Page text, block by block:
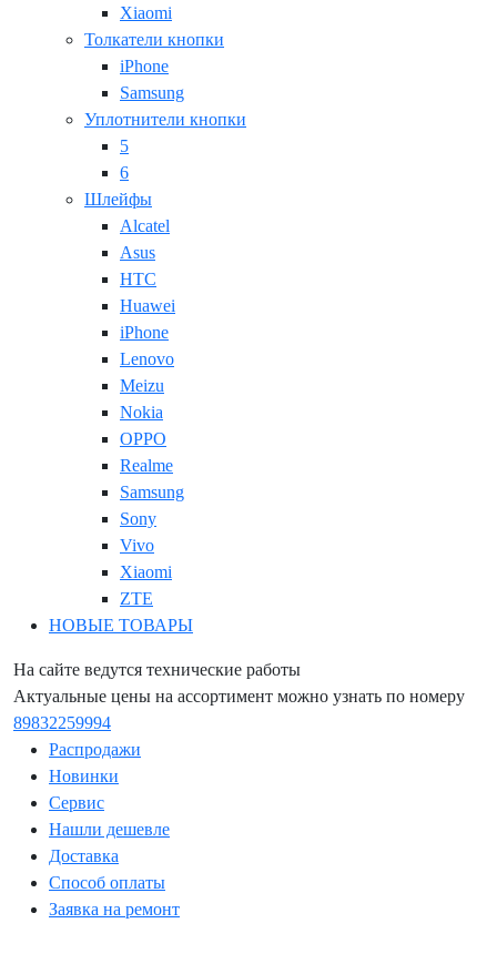
Xiaomi
Толкатели кнопки
iPhone
Samsung
Уплотнители кнопки
5
6
Шлейфы
Alcatel
Asus
HTC
Huawei
iPhone
Lenovo
Meizu
Nokia
OPPO
Realme
Samsung
Sony
Vivo
Xiaomi
ZTE
НОВЫЕ ТОВАРЫ
На сайте ведутся технические работы
Актуальные цены на ассортимент можно узнать по номеру
89832259994
Распродажи
Новинки
Сервис
Нашли дешевле
Доставка
Способ оплаты
Заявка на ремонт